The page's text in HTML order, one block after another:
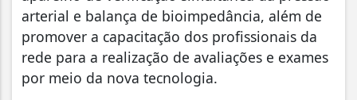
arterial e balança de bioimpedância, além de
promover a capacitação dos profissionais da
rede para a realização de avaliações e exames
por meio da nova tecnologia.